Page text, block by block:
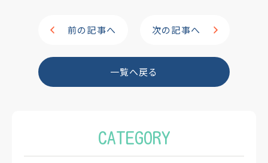
o
o
前の記事へ 次の記事へ
一覧へ戻る
CATEGORY